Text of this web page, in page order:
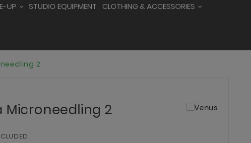
UP STUDIO EQUIPMENT CLOTHING & ACCESSORIES
2
Microneedling 2